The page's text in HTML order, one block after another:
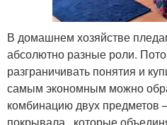
В домашнем хозяйстве
абсолютно разные роли.
разграничивать понятия и
самым экономным можно
комбинацию двух предметов
покрывала , которые